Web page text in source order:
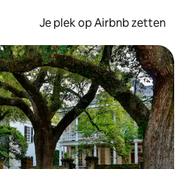
Je plek op Airbnb zetten